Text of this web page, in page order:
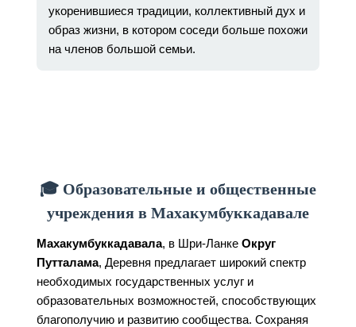
укоренившиеся традиции, коллективный дух и
образ жизни, в котором соседи больше похожи
на членов большой семьи.
🎓 Образовательные и общественные
учреждения в Махакумбуккадавале
Махакумбуккадавала, в Шри-Ланке Округ
Путталама, Деревня предлагает широкий спектр
необходимых государственных услуг и
образовательных возможностей, способствующих
благополучию и развитию сообщества. Сохраняя